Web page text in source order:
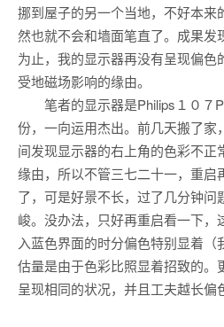
挪到屋子的另一个当地，不好本来
然也就不会和墙面笔直了。成果发
为止，我的显示器再没有呈现偏
受地磁场影响的缘由。
笔者的显示器是Philips１０７P
份，一向运用杰出。前几天搬了家
间发现显示器的右上角的色彩不
缘由，所以不管三七二十一，重启
了，可是好景不长，过了几分钟问
峻。没办法，只好再重启看一下
入蓝色界面的时分偏色特别显着（
估量是由于色彩比照显着招致的。
呈现相同的状况，并且工夫越长偏